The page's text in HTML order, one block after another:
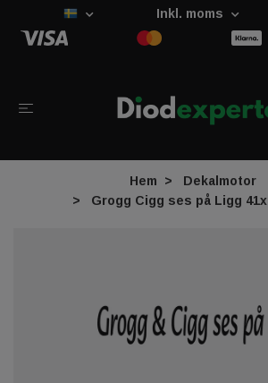
Inkl. moms
Hem
Dekalmotor
Grogg Cigg ses på Ligg